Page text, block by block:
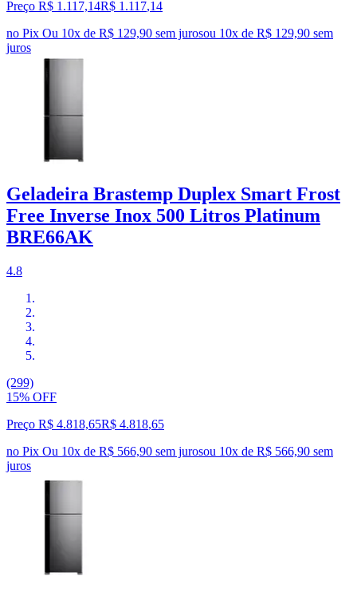
Preço R$ 1.117,14R$ 1.117,14
no Pix Ou 10x de R$ 129,90 sem jurosou 10x de R$ 129,90 sem
juros
Geladeira Brastemp Duplex Smart Frost
Free Inverse Inox 500 Litros Platinum
BRE66AK
4.8
(299)
15% OFF
Preço R$ 4.818,65R$ 4.818,65
no Pix Ou 10x de R$ 566,90 sem jurosou 10x de R$ 566,90 sem
juros